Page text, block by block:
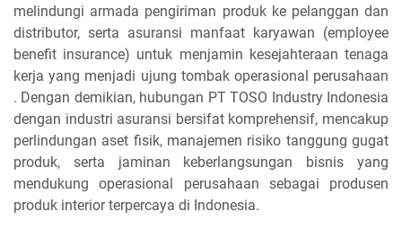
melindungi armada pengiriman produk ke pelanggan dan
distributor, serta asuransi manfaat karyawan (employee
benefit insurance) untuk menjamin kesejahteraan tenaga
kerja yang menjadi ujung tombak operasional perusahaan
. Dengan demikian, hubungan PT TOSO Industry Indonesia
dengan industri asuransi bersifat komprehensif, mencakup
perlindungan aset fisik, manajemen risiko tanggung gugat
produk, serta jaminan keberlangsungan bisnis yang
mendukung operasional perusahaan sebagai produsen
produk interior terpercaya di Indonesia.